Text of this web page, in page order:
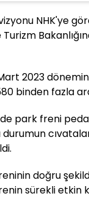
NHK'ye
2023
binden fazla
park freni
doğru
sürekli etkin